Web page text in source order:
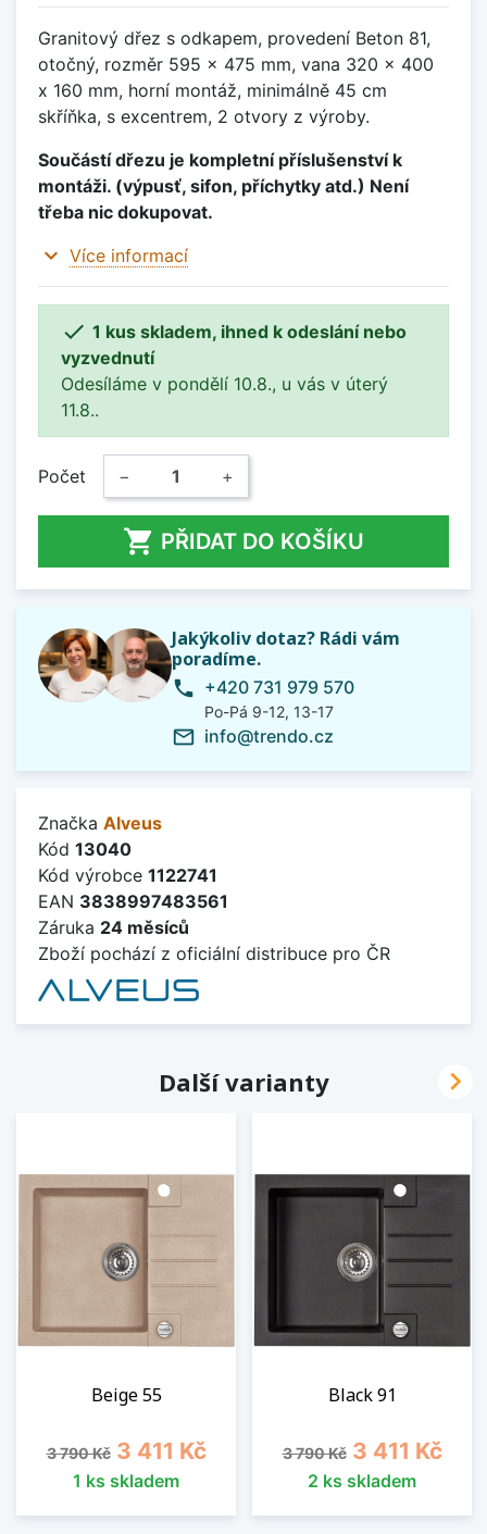
Granitový dřez s odkapem, provedení Beton 81,
otočný, rozměr 595 x 475 mm, vana 320 x 400
x 160 mm, horní montáž, minimálně 45 cm
skříňka, s excentrem, 2 otvory z výroby.
Součástí dřezu je kompletní příslušenství k
montáži. (výpusť, sifon, příchytky atd.) Není
třeba nic dokupovat.
expand_more Více informací
 1 kus skladem, ihned k odeslání nebo
vyzvednutí
Odesíláme v pondělí 10.8., u vás v úterý
11.8..
Počet − +
 PŘIDAT DO KOŠÍKU
Jakýkoliv dotaz? Rádi vám
poradíme.
phone +420 731 979 570
Po-Pá 9-12, 13-17
mail_outline info@trendo.cz
Značka Alveus
Kód 13040
Kód výrobce 1122741
EAN 3838997483561
Záruka 24 měsíců
Zboží pochází z oficiální distribuce pro ČR
Další varianty
Beige 55
Běžná cena
3 790 Kč Cena
3 411 Kč
1 ks skladem
Black 91
Běžná cena
3 790 Kč Cena
3 411 Kč
2 ks skladem
